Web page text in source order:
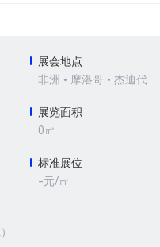
展会地点
非洲 • 摩洛哥 • 杰迪代
展览面积
0㎡
标准展位
-元/㎡